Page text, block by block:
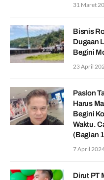
31 Maret
Bisnis
Dugaan
Begini
23 April
Paslon
Harus
Begini
Waktu.
(Bagian
7 April
Dirut PT